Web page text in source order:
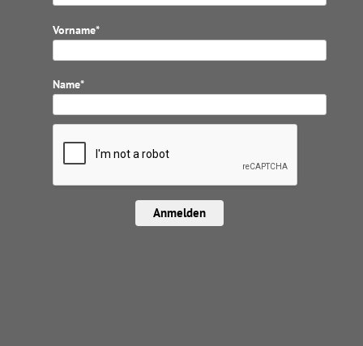
Vorname*
Name*
Anmelden